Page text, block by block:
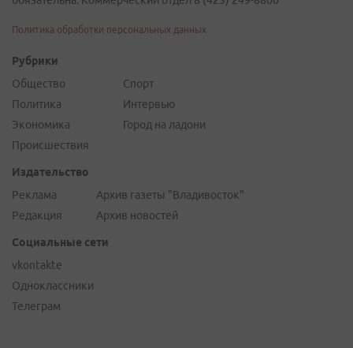
Политика обработки персональных данных
Рубрики
Общество
Политика
Экономика
Происшествия
Спорт
Интервью
Город на ладони
Издательство
Реклама
Редакция
Архив газеты "Владивосток"
Архив новостей
Социальные сети
vkontakte
Одноклассники
Телеграм